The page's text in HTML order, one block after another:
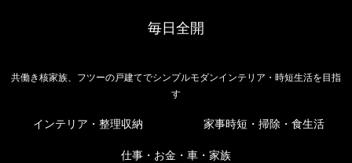
毎日全開
共働き核家族、フツーの戸建てでシンプルモダンインテリア・時短生活を目指
す
インテリア・整理収納 家事時短・掃除・食生活
仕事・お金・車・家族